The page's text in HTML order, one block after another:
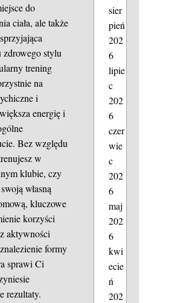
do
ciała, ale także
zdrowego stylu
trening
na
i
energię i
Bez względu
w
klubie, czy
własną
kluczowe
korzyści
aktywności
formy
sprawi Ci
rezultaty.
sier
pień
202
6
lipie
c
202
6
czer
wie
c
202
6
maj
202
6
kwi
ecie
ń
202